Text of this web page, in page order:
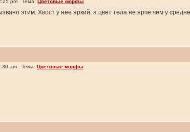
pm Тема: Цветовые морфы
этим. Хвост у нее яркий, а цвет тела не ярче чем у
am Тема: Цветовые морфы